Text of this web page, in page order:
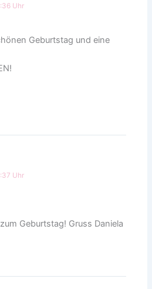
Uhr
Geburtstag und eine
Uhr
Geburtstag! Gruss Daniela